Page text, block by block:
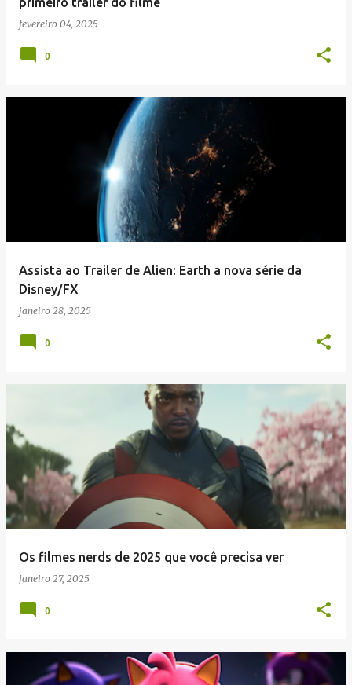
fevereiro 04, 2025
0
Assista ao Trailer de Alien: Earth a nova série da
Disney/FX
janeiro 28, 2025
0
Os filmes nerds de 2025 que você precisa ver
janeiro 27, 2025
0